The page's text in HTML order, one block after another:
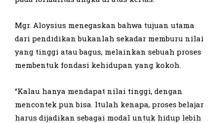
Mgr. Aloysius menegaskan bahwa tujuan utama
dari pendidikan bukanlah sekadar memburu nilai
yang tinggi atau bagus, melainkan sebuah proses
membentuk fondasi kehidupan yang kokoh.
“Kalau hanya mendapat nilai tinggi, dengan
mencontek pun bisa. Itulah kenapa, proses belajar
harus dijadikan sebagai modal untuk hidup lebih